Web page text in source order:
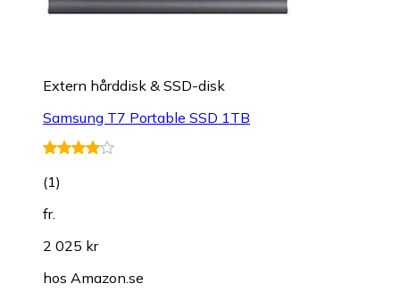
Extern hårddisk & SSD-disk
Samsung T7 Portable SSD 1TB
(1)
fr.
2 025 kr
hos Amazon.se